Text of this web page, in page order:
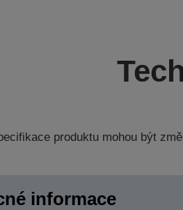
produktu mohou být
informace